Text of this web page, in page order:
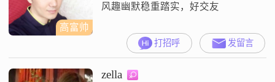
高富帅
风趣幽默稳重踏实，好交友
打招呼 发留言
zella